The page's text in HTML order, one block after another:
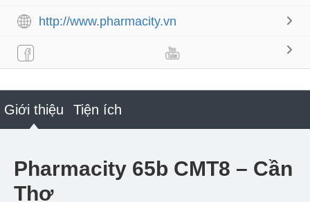
http://www.pharmacity.vn
Giới thiệu Tiện ích
Pharmacity 65b CMT8 – Cần
Thơ